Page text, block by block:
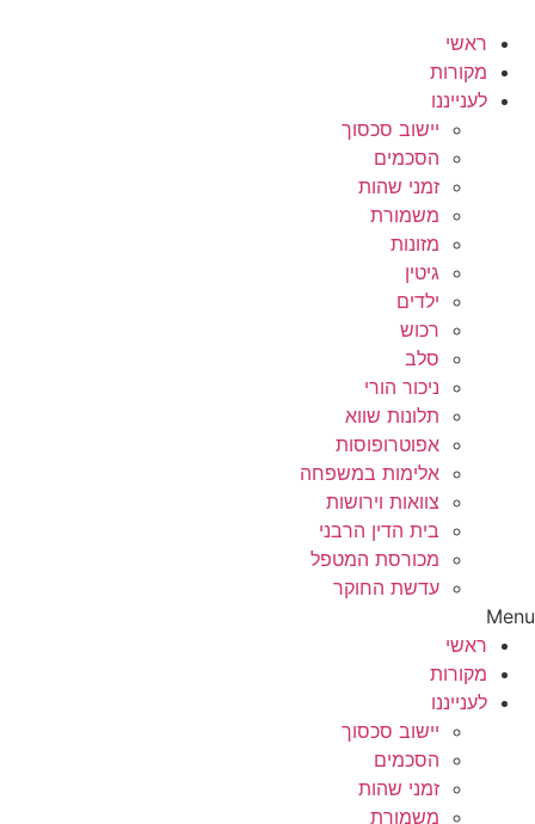
לתוכן
ראשי
מקורות
לענייננו
יישוב סכסוך
הסכמים
זמני שהות
משמורת
מזונות
גיטין
ילדים
רכוש
סלב
ניכור הורי
תלונות שווא
אפוטרופוסות
אלימות במשפחה
צוואות וירושות
בית הדין הרבני
מכורסת המטפל
עדשת החוקר
Menu
ראשי
מקורות
לענייננו
יישוב סכסוך
הסכמים
זמני שהות
משמורת